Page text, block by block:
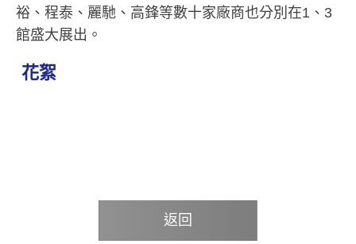
裕、程泰、麗馳、高鋒等數十家廠商也分別在1、3
館盛大展出。
花絮
返回